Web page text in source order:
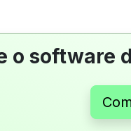
o software